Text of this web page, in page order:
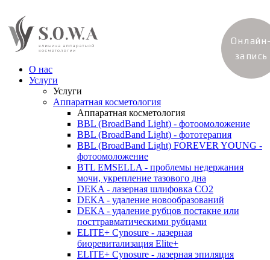
О нас
Услуги
Услуги
Аппаратная косметология
Аппаратная косметология
BBL (BroadBand Light) - фотоомоложение
BBL (BroadBand Light) - фототерапия
BBL (BroadBand Light) FOREVER YOUNG -
фотоомоложение
BTL EMSELLA - проблемы недержания
мочи, укрепление тазового дна
DEKA - лазерная шлифовка CO2
DEKA - удаление новообразований
DEKA - удаление рубцов постакне или
посттравматическими рубцами
ELITE+ Cynosure - лазерная
биоревитализация Elite+
ELITE+ Cynosure - лазерная эпиляция
запись